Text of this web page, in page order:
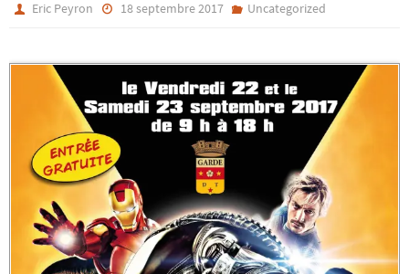
Eric Peyron 18 septembre 2017 Uncategorized